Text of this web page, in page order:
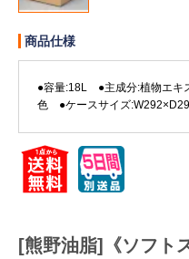
ログアウト
商品仕様
●容量:18L ●主成分:植物エキ
色 ●ケースサイズ
[熊野油脂]《ソフト